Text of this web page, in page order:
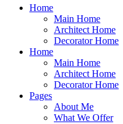
Home
Main Home
Architect Home
Decorator Home
Home
Main Home
Architect Home
Decorator Home
Pages
About Me
What We Offer